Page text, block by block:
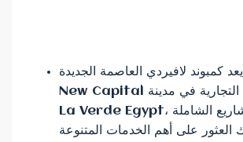
يعد كمبوند لافيردي العاصمة الجديدة La Verde
New Capital من أهم الأعمال التجارية في مدينة
La Verde Egypt، كما أنه من المشاريع الشاملة